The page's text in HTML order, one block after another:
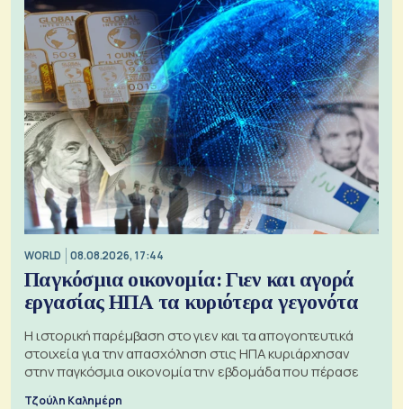
WORLD 08.08.2026, 17:44
Παγκόσμια οικονομία: Γιεν και αγορά
εργασίας ΗΠΑ τα κυριότερα γεγονότα
Η ιστορική παρέμβαση στο γιεν και τα απογοητευτικά
στοιχεία για την απασχόληση στις ΗΠΑ κυριάρχησαν
στην παγκόσμια οικονομία την εβδομάδα που πέρασε
Τζούλη Καλημέρη